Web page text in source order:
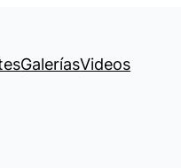
GaleríasVideos